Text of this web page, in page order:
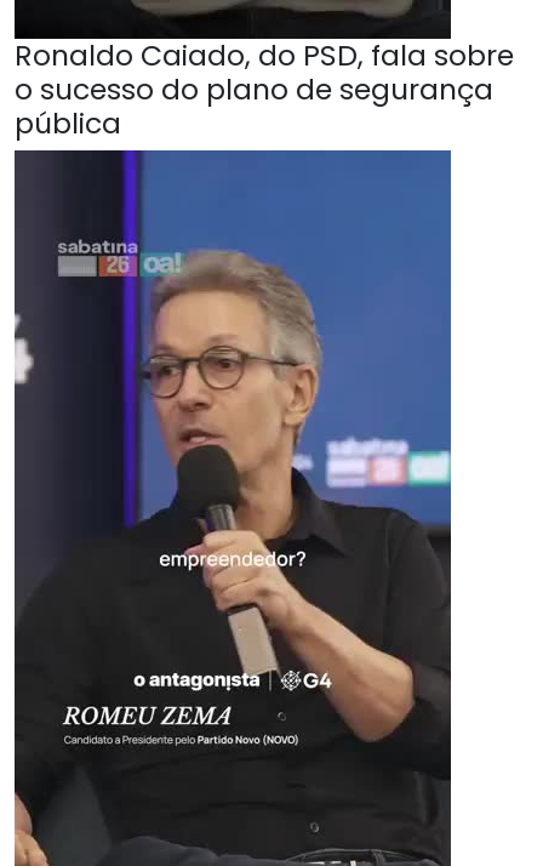
Ronaldo Caiado, do PSD, fala sobre
o sucesso do plano de segurança
pública